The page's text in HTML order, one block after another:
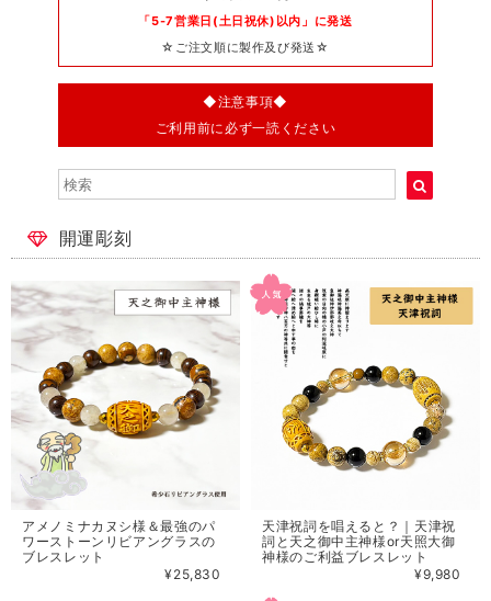
「5-7営業日(土日祝休)以内」に発送
☆ご注文順に製作及び発送☆
◆注意事項◆
ご利用前に必ず一読ください
開運彫刻
アメノミナカヌシ様＆最強のパ
ワーストーンリビアングラスの
ブレスレット
¥25,830
天津祝詞を唱えると？｜天津祝
詞と天之御中主神様or天照大御
神様のご利益ブレスレット
¥9,980